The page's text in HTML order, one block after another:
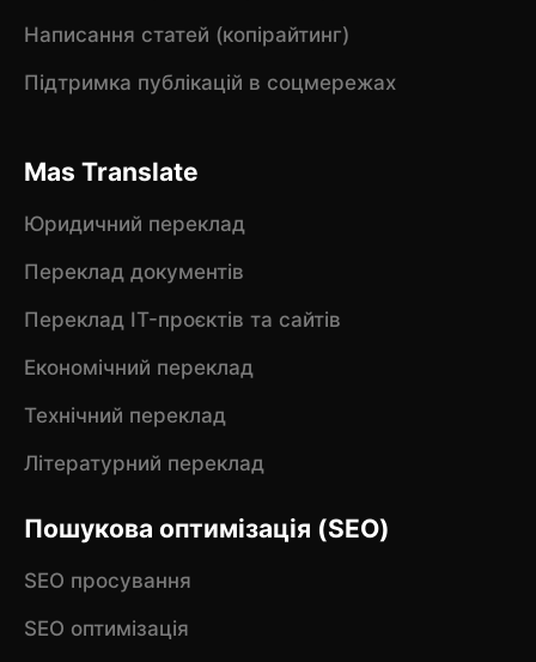
Написання статей (копірайтинг)
Підтримка публікацій в соцмережах
Mas Translate
Юридичний переклад
Переклад документів
Переклад IT-проєктів та сайтів
Економічний переклад
Технічний переклад
Літературний переклад
Пошукова оптимізація (SEO)
SEO просування
SEO оптимізація